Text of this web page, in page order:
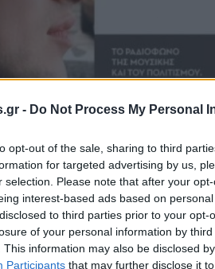
- Do Not Process My Personal
opt-out of the sale, sharing to third
for targeted advertising by us,
selection. Please note that after your
interest-based ads based on
to third parties prior to your
of your personal information by
This information may also be disclosed
Participants that may further disclose it
ραδιοφωνικών προγραμμάτων της
και στρατηγικό σχέδιο, παρέχοντας
με το νόμο 2328 του
, ΕΡΤ , ΕΣΡ , ΝΕΡΙΤ , ΤΡΙΤΟ ,